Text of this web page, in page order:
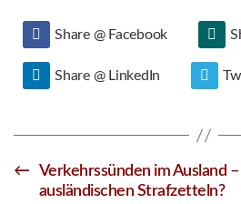
Share @ Facebook
Share @ LinkedIn
←
Verkehrssünden im Ausland
ausländischen Strafzetteln?